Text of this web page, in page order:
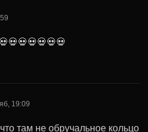
19:09
там не обручальное кольцо